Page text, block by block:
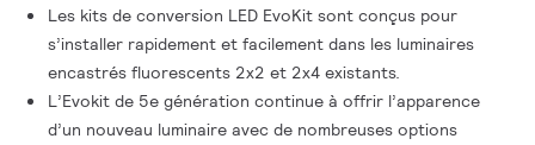
Les kits de conversion LED EvoKit sont conçus pour
s’installer rapidement et facilement dans les luminaires
encastrés fluorescents 2x2 et 2x4 existants.
L’Evokit de 5e génération continue à offrir l’apparence
d’un nouveau luminaire avec de nombreuses options